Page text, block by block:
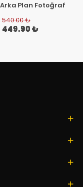
Plan Fotoğraf
540.00 ₺
449.90 ₺